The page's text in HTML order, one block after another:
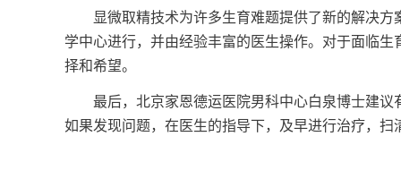
显微取精技术为许多生育难题提供了新的解决方
学中心进行，并由经验丰富的医生操作。对于面临
择和希望。
最后，北京家恩德运医院男科中心白泉博士建议
如果发现问题，在医生的指导下，及早进行治疗，扫